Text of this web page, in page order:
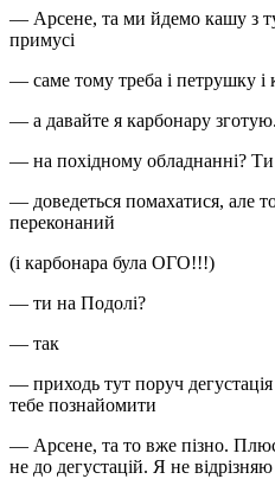
— Арсене, та ми йдемо кашу з
примусі
— саме тому треба і петрушку і
— а давайте я карбонару
— на похідному обладнанні?
— доведеться помахатися, але
переконаний
(і карбонара була ОГО!!!)
— ти на Подолі?
— так
— приходь тут поруч
тебе познайомити
— Арсене, та то вже пізно.
не до дегустацій. Я не